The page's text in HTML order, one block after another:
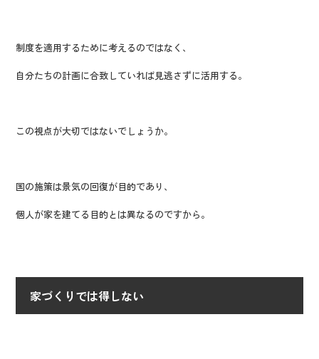
制度を適用するために考えるのではなく、
自分たちの計画に合致していれば見逃さずに活用する。
この視点が大切ではないでしょうか。
国の施策は景気の回復が目的であり、
個人が家を建てる目的とは異なるのですから。
家づくりでは得しない